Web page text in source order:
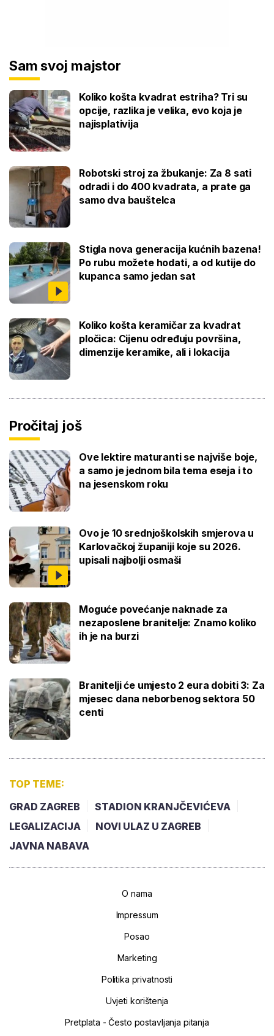
Sam svoj majstor
Koliko košta kvadrat estriha? Tri su
opcije, razlika je velika, evo koja je
najisplativija
Robotski stroj za žbukanje: Za 8 sati
odradi i do 400 kvadrata, a prate ga
samo dva bauštelca
Stigla nova generacija kućnih bazena!
Po rubu možete hodati, a od kutije do
kupanca samo jedan sat
Koliko košta keramičar za kvadrat
pločica: Cijenu određuju površina,
dimenzije keramike, ali i lokacija
Pročitaj još
Ove lektire maturanti se najviše boje,
a samo je jednom bila tema eseja i to
na jesenskom roku
Ovo je 10 srednjoškolskih smjerova u
Karlovačkoj županiji koje su 2026.
upisali najbolji osmaši
Moguće povećanje naknade za
nezaposlene branitelje: Znamo koliko
ih je na burzi
Branitelji će umjesto 2 eura dobiti 3: Za
mjesec dana neborbenog sektora 50
centi
TOP TEME:
GRAD ZAGREB
STADION KRANJČEVIĆEVA
LEGALIZACIJA
NOVI ULAZ U ZAGREB
JAVNA NABAVA
O nama
Impressum
Posao
Marketing
Politika privatnosti
Uvjeti korištenja
Pretplata - Često postavljanja pitanja